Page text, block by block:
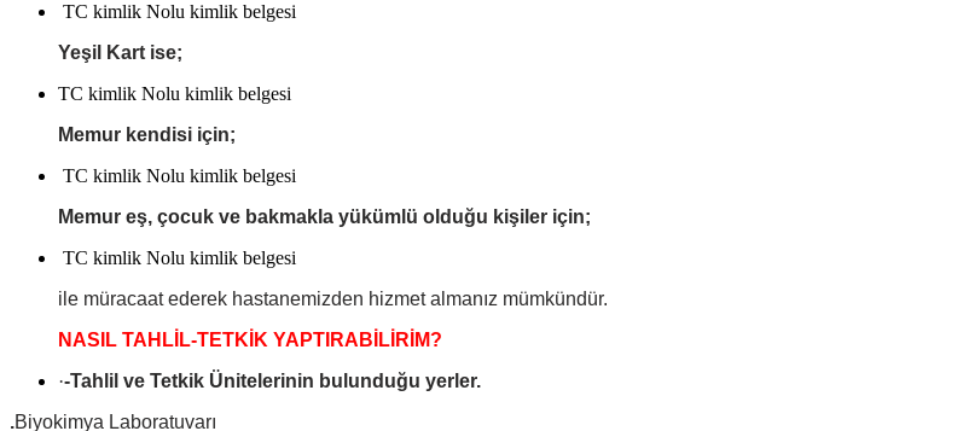
TC kimlik Nolu kimlik belgesi
Yeşil Kart ise;
TC kimlik Nolu kimlik belgesi
Memur kendisi için;
TC kimlik Nolu kimlik belgesi
Memur eş, çocuk ve bakmakla yükümlü olduğu kişiler için;
TC kimlik Nolu kimlik belgesi
ile müracaat ederek hastanemizden hizmet almanız mümkündür.
NASIL TAHLİL-TETKİK YAPTIRABİLİRİM?
·-Tahlil ve Tetkik Ünitelerinin bulunduğu yerler.
.Biyokimya Laboratuvarı